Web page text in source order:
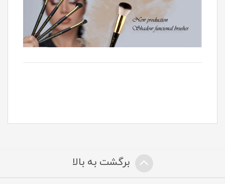
برگشت به بالا